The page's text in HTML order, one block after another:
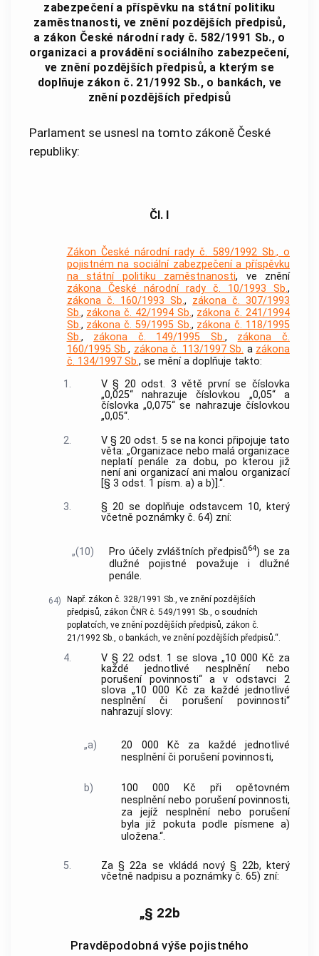
zabezpečení a příspěvku na státní politiku
zaměstnanosti, ve znění pozdějších předpisů,
a zákon České národní rady č. 582/1991 Sb., o
organizaci a provádění sociálního zabezpečení,
ve znění pozdějších předpisů, a kterým se
doplňuje zákon č. 21/1992 Sb., o bankách, ve
znění pozdějších předpisů
Parlament se usnesl na tomto zákoně České
republiky:
Čl. I
Zákon České národní rady č. 589/1992 Sb., o
pojistném na sociální zabezpečení a příspěvku
na státní politiku zaměstnanosti, ve znění
zákona České národní rady č. 10/1993 Sb.,
zákona č. 160/1993 Sb., zákona č. 307/1993
Sb., zákona č. 42/1994 Sb., zákona č. 241/1994
Sb., zákona č. 59/1995 Sb., zákona č. 118/1995
Sb., zákona č. 149/1995 Sb., zákona č.
160/1995 Sb., zákona č. 113/1997 Sb. a zákona
č. 134/1997 Sb., se mění a doplňuje takto:
1.
V § 20 odst. 3 větě první se číslovka
„0,025“ nahrazuje číslovkou „0,05“ a
číslovka „0,075“ se nahrazuje číslovkou
„0,05“.
2.
V § 20 odst. 5 se na konci připojuje tato
věta: „Organizace nebo malá organizace
neplatí penále za dobu, po kterou již
není ani organizací ani malou organizací
[§ 3 odst. 1 písm. a) a b)].“.
3.
§ 20 se doplňuje odstavcem 10, který
včetně poznámky č. 64) zní:
„(10) Pro účely zvláštních předpisů64) se za
dlužné pojistné považuje i dlužné
penále.
64)
Např. zákon č. 328/1991 Sb., ve znění pozdějších
předpisů, zákon ČNR č. 549/1991 Sb., o soudních
poplatcích, ve znění pozdějších předpisů, zákon č.
21/1992 Sb., o bankách, ve znění pozdějších předpisů.“.
4.
V § 22 odst. 1 se slova „10 000 Kč za
každé jednotlivé nesplnění nebo
porušení povinnosti“ a v odstavci 2
slova „10 000 Kč za každé jednotlivé
nesplnění či porušení povinnosti“
nahrazují slovy:
„a)
20 000 Kč za každé jednotlivé
nesplnění či porušení povinnosti,
b)
100 000 Kč při opětovném
nesplnění nebo porušení povinnosti,
za jejíž nesplnění nebo porušení
byla již pokuta podle písmene a)
uložena.“.
5.
Za § 22a se vkládá nový § 22b, který
včetně nadpisu a poznámky č. 65) zní:
„§ 22b
Pravděpodobná výše pojistného